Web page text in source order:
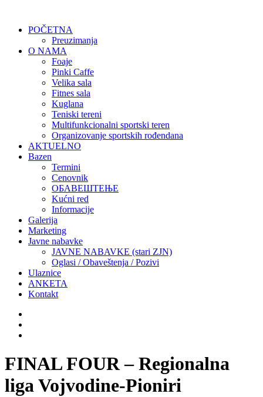
POČETNA
Preuzimanja
O NAMA
Foaje
Pinki Caffe
Velika sala
Fitnes sala
Kuglana
Teniski tereni
Multifunkcionalni sportski teren
Organizovanje sportskih rođendana
AKTUELNO
Bazen
Termini
Cenovnik
ОБАВЕШТЕЊЕ
Kućni red
Informacije
Galerija
Marketing
Javne nabavke
JAVNE NABAVKE (stari ZJN)
Oglasi / Obaveštenja / Pozivi
Ulaznice
ANKETA
Kontakt
FINAL FOUR – Regionalna
liga Vojvodine-Pioniri